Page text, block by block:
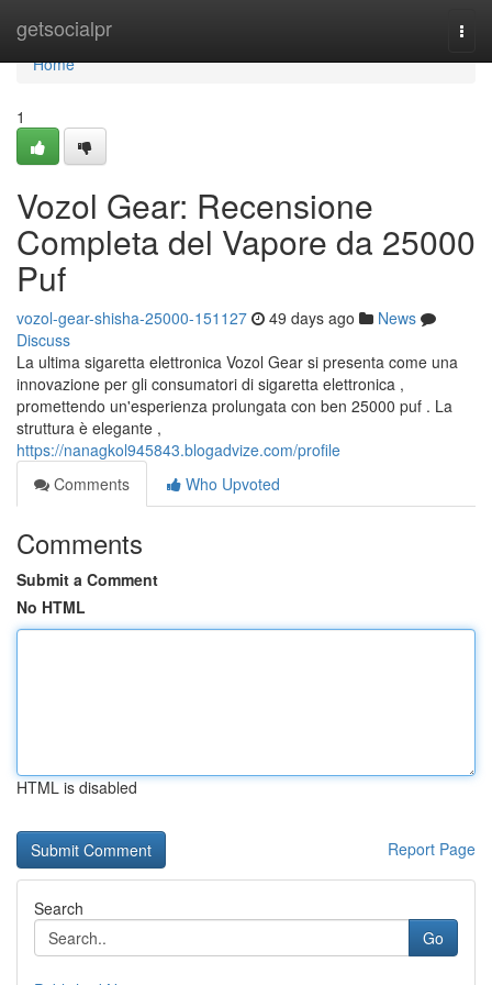
getsocialpr
Home
Home
1
Vozol Gear: Recensione
Completa del Vapore da 25000
Puf
vozol-gear-shisha-25000-151127 49 days ago
News
Discuss
La ultima sigaretta elettronica Vozol Gear si presenta come una
innovazione per gli consumatori di sigaretta elettronica ,
promettendo un'esperienza prolungata con ben 25000 puf . La
struttura è elegante ,
https://nanagkol945843.blogadvize.com/profile
Comments
Who Upvoted
Comments
Submit a Comment
No HTML
HTML is disabled
Report Page
Search
Go